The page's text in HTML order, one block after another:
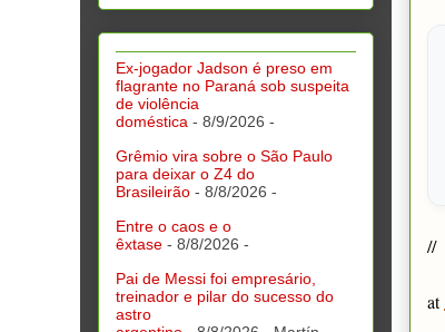
//
at
Ex-jogador Jadson é preso em
flagrante no Paraná sob suspeita
de violência
doméstica - 8/9/2026 -
Grêmio vira sobre o São Paulo
para deixar o Z4 do
Brasileirão - 8/8/2026 -
Entre o caos e o
êxtase - 8/8/2026 -
Pai de Messi foi empresário,
treinador e pilar do sucesso do
astro